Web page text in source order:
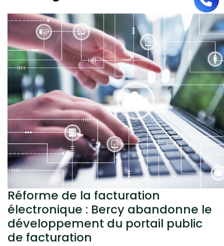
Réforme de la facturation
électronique : Bercy abandonne le
développement du portail public
de facturation